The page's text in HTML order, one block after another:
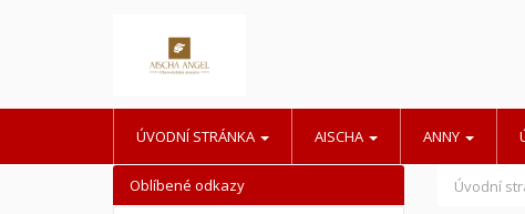
ÚVODNÍ STRÁNKA AISCHA ANNY
Úvodní
Oblíbené odkazy